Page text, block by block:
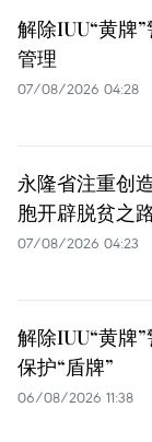
解除IUU“黄牌
管理
07/08/2026 04:28
永隆省注重创
胞开辟脱贫之
07/08/2026 04:23
解除IUU“黄牌
保护“盾牌”
06/08/2026 11:38